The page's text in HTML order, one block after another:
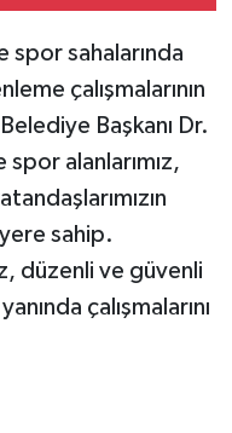
spor sahalarında
çalışmalarının
Başkanı Dr.
spor alanlarımız,
sahip.
düzenli ve güvenli
çalışmalarını